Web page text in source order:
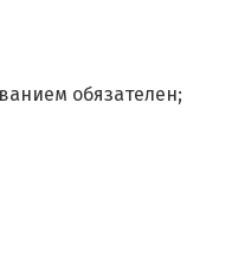
обязателен;